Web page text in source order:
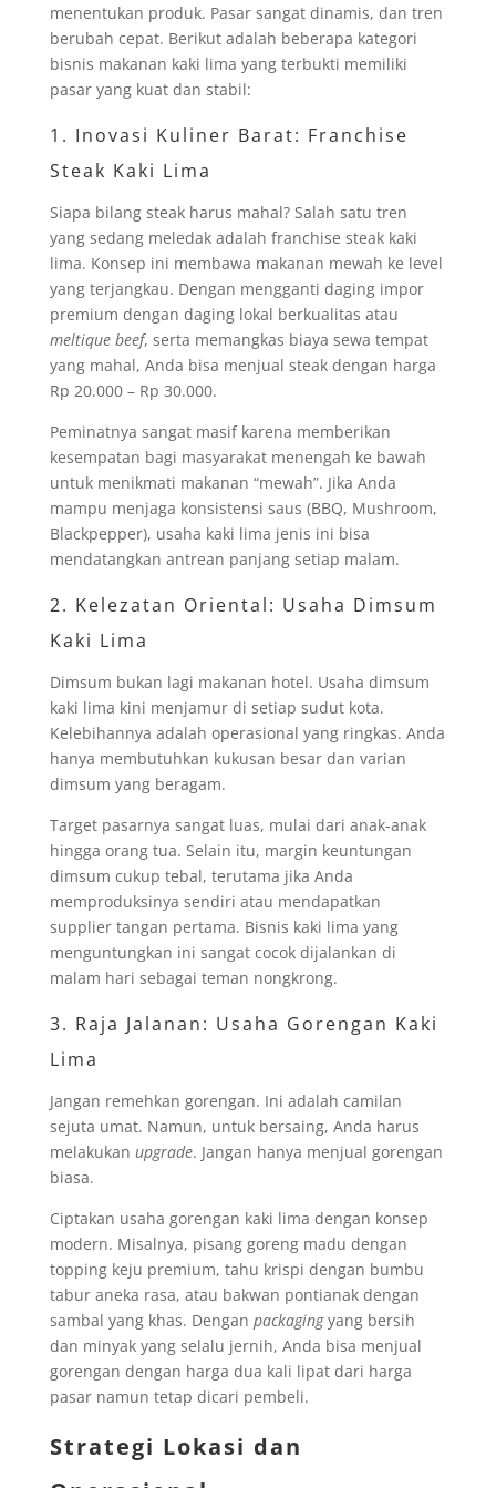
menentukan produk. Pasar sangat dinamis, dan tren
berubah cepat. Berikut adalah beberapa kategori
bisnis makanan kaki lima yang terbukti memiliki
pasar yang kuat dan stabil:
1. Inovasi Kuliner Barat: Franchise
Steak Kaki Lima
Siapa bilang steak harus mahal? Salah satu tren
yang sedang meledak adalah franchise steak kaki
lima. Konsep ini membawa makanan mewah ke level
yang terjangkau. Dengan mengganti daging impor
premium dengan daging lokal berkualitas atau
meltique beef, serta memangkas biaya sewa tempat
yang mahal, Anda bisa menjual steak dengan harga
Rp 20.000 – Rp 30.000.
Peminatnya sangat masif karena memberikan
kesempatan bagi masyarakat menengah ke bawah
untuk menikmati makanan “mewah”. Jika Anda
mampu menjaga konsistensi saus (BBQ, Mushroom,
Blackpepper), usaha kaki lima jenis ini bisa
mendatangkan antrean panjang setiap malam.
2. Kelezatan Oriental: Usaha Dimsum
Kaki Lima
Dimsum bukan lagi makanan hotel. Usaha dimsum
kaki lima kini menjamur di setiap sudut kota.
Kelebihannya adalah operasional yang ringkas. Anda
hanya membutuhkan kukusan besar dan varian
dimsum yang beragam.
Target pasarnya sangat luas, mulai dari anak-anak
hingga orang tua. Selain itu, margin keuntungan
dimsum cukup tebal, terutama jika Anda
memproduksinya sendiri atau mendapatkan
supplier tangan pertama. Bisnis kaki lima yang
menguntungkan ini sangat cocok dijalankan di
malam hari sebagai teman nongkrong.
3. Raja Jalanan: Usaha Gorengan Kaki
Lima
Jangan remehkan gorengan. Ini adalah camilan
sejuta umat. Namun, untuk bersaing, Anda harus
melakukan upgrade. Jangan hanya menjual gorengan
biasa.
Ciptakan usaha gorengan kaki lima dengan konsep
modern. Misalnya, pisang goreng madu dengan
topping keju premium, tahu krispi dengan bumbu
tabur aneka rasa, atau bakwan pontianak dengan
sambal yang khas. Dengan packagingyang bersih
dan minyak yang selalu jernih, Anda bisa menjual
gorengan dengan harga dua kali lipat dari harga
pasar namun tetap dicari pembeli.
Strategi Lokasi dan